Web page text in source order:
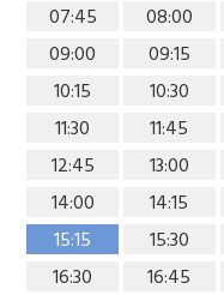
07:45
08:00
09:00
09:15
10:15
10:30
11:30
11:45
12:45
13:00
14:00
14:15
15:15
15:30
16:30
16:45